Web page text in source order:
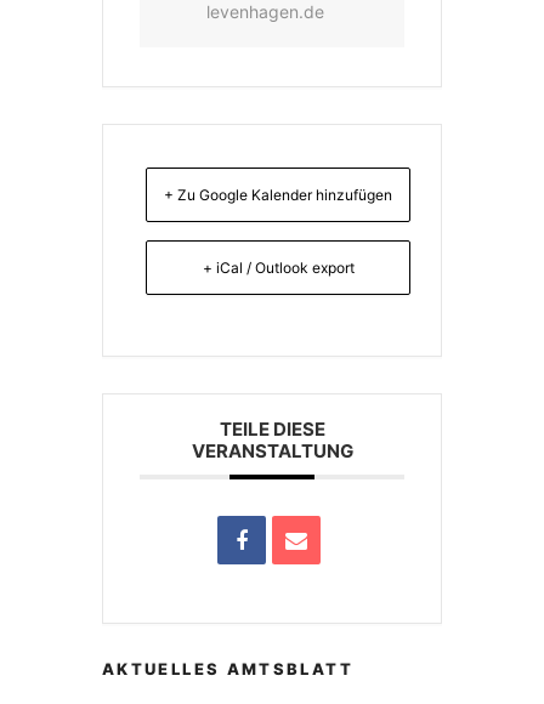
levenhagen.de
+ Zu Google Kalender hinzufügen
+ iCal / Outlook export
TEILE DIESE
VERANSTALTUNG
AKTUELLES AMTSBLATT